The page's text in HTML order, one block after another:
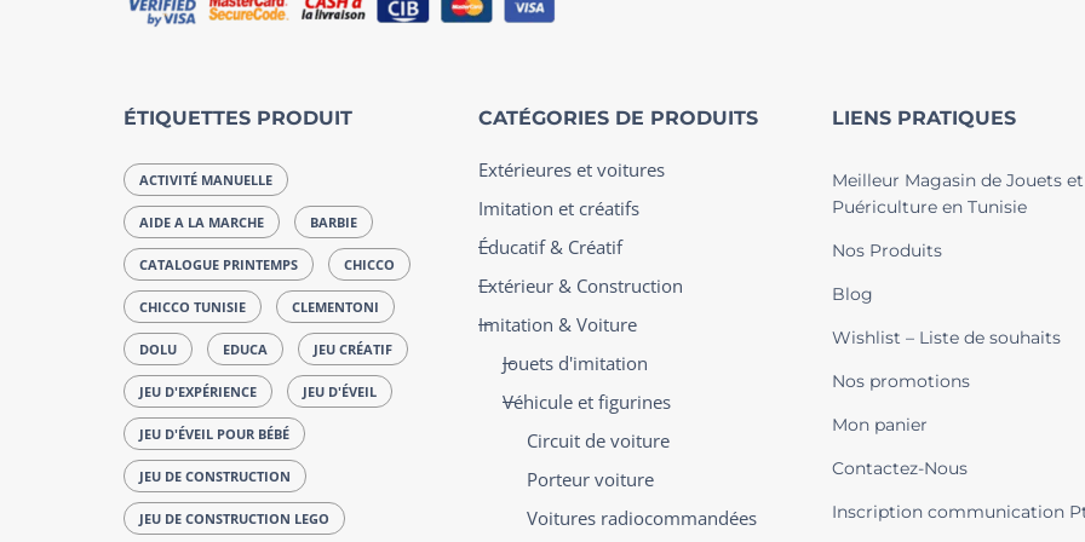
ÉTIQUETTES PRODUIT
ACTIVITÉ MANUELLE
AIDE A LA MARCHE BARBIE
CATALOGUE PRINTEMPS CHICCO
CHICCO TUNISIE CLEMENTONI
DOLU EDUCA JEU CRÉATIF
JEU D'EXPÉRIENCE JEU D'ÉVEIL
JEU D'ÉVEIL POUR BÉBÉ
JEU DE CONSTRUCTION
JEU DE CONSTRUCTION LEGO
CATÉGORIES DE PRODUITS
Extérieures et voitures
Imitation et créatifs
Éducatif & Créatif
Extérieur & Construction
Imitation & Voiture
Jouets d'imitation
Véhicule et figurines
Circuit de voiture
Porteur voiture
Voitures radiocommandées
LIENS PRATIQUES
Meilleur Magasin de Jouets et
Puériculture en Tunisie
Nos Produits
Blog
Wishlist – Liste de souhaits
Nos promotions
Mon panier
Contactez-Nous
Inscription communication